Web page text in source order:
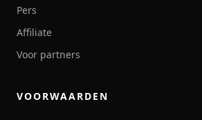
Pers
Affiliate
Voor partners
VOORWAARDEN